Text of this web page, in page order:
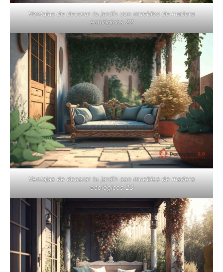
Ventajas de decorar tu jardín con muebles de madera
ecológicos 22
Ventajas de decorar tu jardín con muebles de madera
ecológicos 23